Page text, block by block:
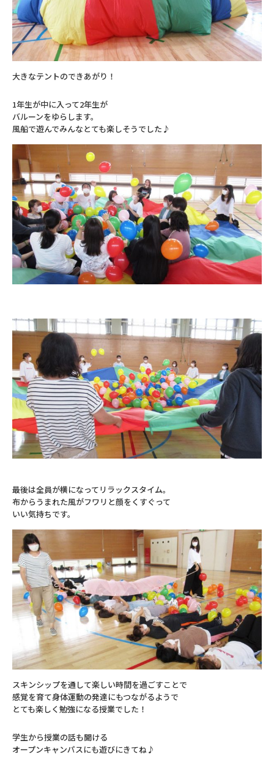
大きなテントのできあがり！
1年生が中に入って2年生が
バルーンをゆらします。
風船で遊んでみんなとても楽しそうでした♪
最後は全員が横になってリラックスタイム。
布からうまれた風がフワリと顔をくすぐって
いい気持ちです。
スキンシップを通して楽しい時間を過ごすことで
感覚を育て身体運動の発達にもつながるようで
とても楽しく勉強になる授業でした！
学生から授業の話も聞ける
オープンキャンパスにも遊びにきてね♪